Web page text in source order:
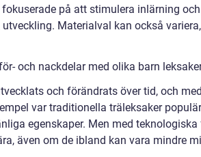
på att stimulera inlärning
Materialval kan också
och nackdelar med olika barn
och förändrats över tid, och
var traditionella träleksaker
egenskaper. Men med
även om de ibland kan vara mindre